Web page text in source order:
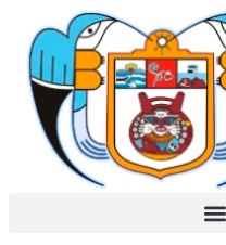
contenido